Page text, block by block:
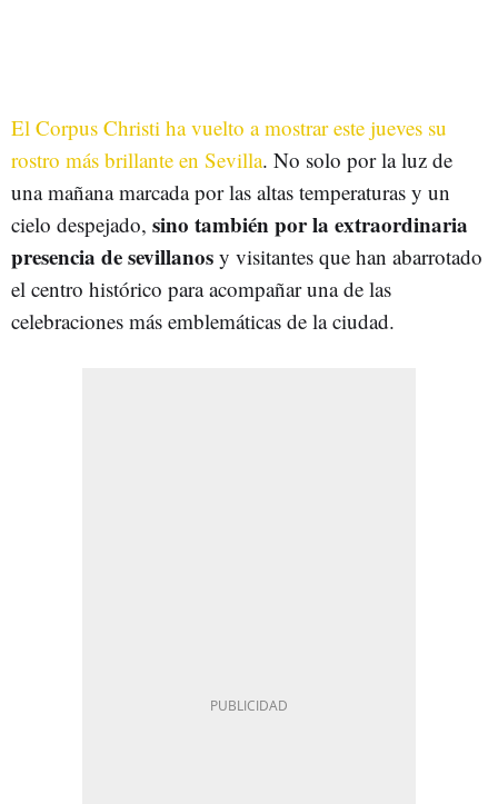
El Corpus Christi ha vuelto a mostrar este jueves su
rostro más brillante en Sevilla. No solo por la luz de
una mañana marcada por las altas temperaturas y un
cielo despejado, sino también por la extraordinaria
presencia de sevillanos y visitantes que han abarrotado
el centro histórico para acompañar una de las
celebraciones más emblemáticas de la ciudad.